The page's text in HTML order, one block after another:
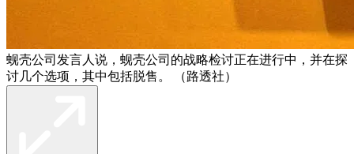
蚬壳公司发言人说，蚬壳公司的战略检讨正在进行中，并在探
讨几个选项，其中包括脱售。 （路透社）